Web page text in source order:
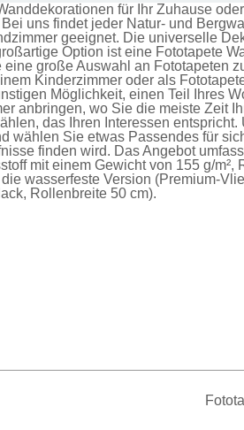
für Ihr Zuhause
uns findet jeder Natur- und
geeignet. Die universelle
Option ist eine Fototapete
große Auswahl an Fototapeten
Kinderzimmer oder als
Möglichkeit, einen Teil Ihres
anbringen, wo Sie die meiste Zeit
das Ihren Interessen
wählen Sie etwas Passendes für
finden wird. Das Angebot
mit einem Gewicht von 155 g/m²,
wasserfeste Version (Premium-
Rollenbreite 50 cm).